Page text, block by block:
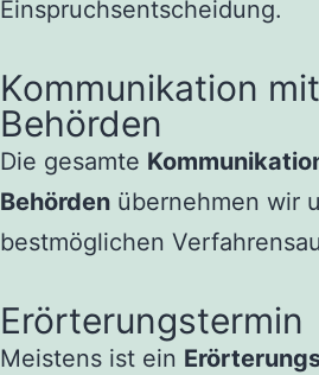
Einspruchsentscheidung.
Kommunikation
Behörden
Die gesamte
Behörden übernehmen wir
bestmöglichen
Erörterungstermin
Meistens ist ein